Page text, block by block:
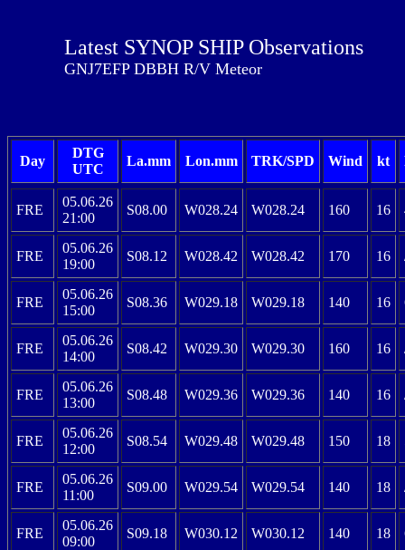
Latest SYNOP SHIP Observations
GNJ7EFP DBBH R/V Meteor
Day
DTG
UTC
La.mm Lon.mm TRK/SPD Wind kt
FRE
05.06.26
21:00
S08.00 W028.24 W028.24 160 16
FRE
05.06.26
19:00
S08.12 W028.42 W028.42 170 16
FRE
05.06.26
15:00
S08.36 W029.18 W029.18 140 16
FRE
05.06.26
14:00
S08.42 W029.30 W029.30 160 16
FRE
05.06.26
13:00
S08.48 W029.36 W029.36 140 16
FRE
05.06.26
12:00
S08.54 W029.48 W029.48 150 18
FRE
05.06.26
11:00
S09.00 W029.54 W029.54 140 18
FRE
05.06.26
09:00
S09.18 W030.12 W030.12 140 18